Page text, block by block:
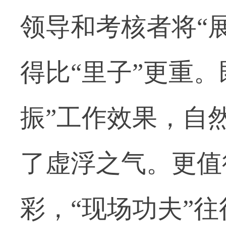
领导和考核者将“
得比“里子”更重
振”工作效果，自
了虚浮之气。更
彩，“现场功夫”